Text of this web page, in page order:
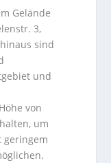
Gelände
3,
sind
und
von
um
geringem